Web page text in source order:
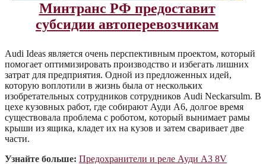
Минтранс РФ предоставит
субсидии автоперевозчикам
Audi Ideas является очень перспективным проектом, который
помогает оптимизировать производство и избегать лишних
затрат для предприятия. Одной из предложенных идей,
которую воплотили в жизнь была от нескольких
изобретательных сотрудников сотрудников Audi Neckarsulm. В
цехе кузовных работ, где собирают Ауди А6, долгое время
существовала проблема с роботом, который вынимает рамы
крыши из ящика, кладет их на кузов и затем сваривает две
части.
Узнайте больше: Предохранители и реле Ауди А3 8V